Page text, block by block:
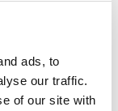
ads, to
our traffic.
of our site with